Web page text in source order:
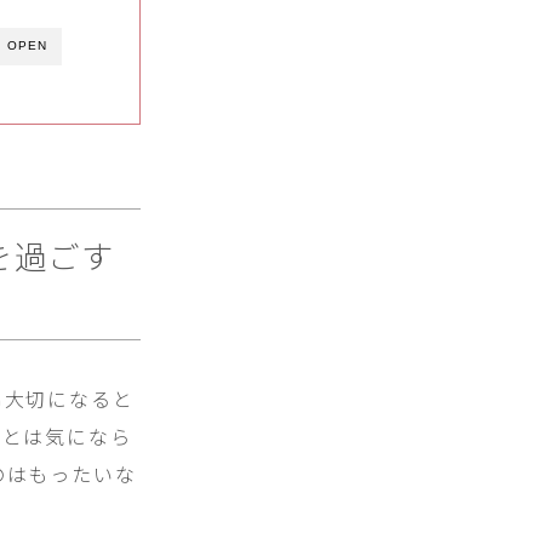
OPEN
過ごす
切になると
は気になら
もったいな